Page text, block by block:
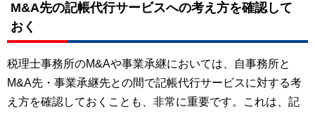
M&A先の記帳代行サービスへの考え方を確認して
おく
税理士事務所のM&Aや事業承継においては、自事務所と
M&A先・事業承継先との間で記帳代行サービスに対する考
え方を確認しておくことも、非常に重要です。これは、記